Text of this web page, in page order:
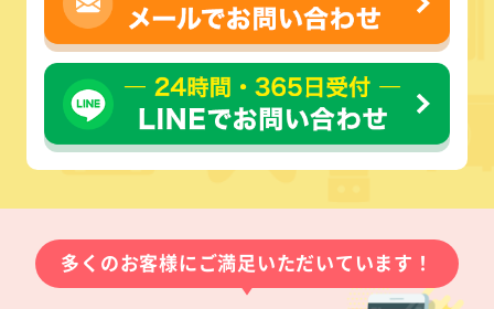
多くのお客様にご満足いただいています！